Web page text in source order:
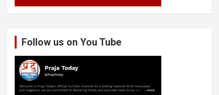
Follow us on You Tube